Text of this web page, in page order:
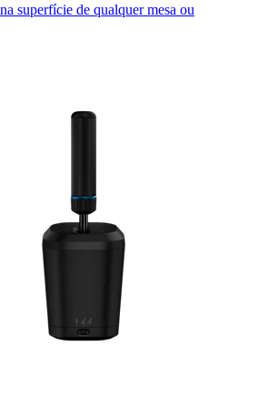
superfície de qualquer mesa ou